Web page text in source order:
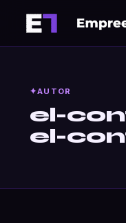
AUTOR
el-
el-